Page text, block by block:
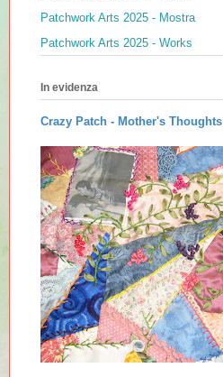
Patchwork Arts 2025 - Mostra
Patchwork Arts 2025 - Works
In evidenza
Crazy Patch - Mother's Thoughts